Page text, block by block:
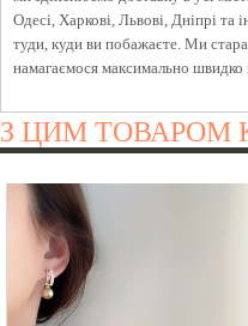
Одесі, Харкові, Львові, Дніпрі
туди, куди ви побажаєте. Ми
намагаємося максимально швидко
З ЦИМ ТОВАРОМ